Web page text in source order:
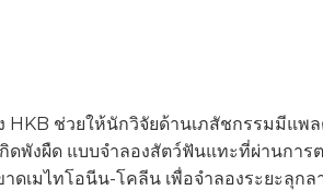
HKB ช่วยให้นักวิจัยด้านเภสัชกรรมมีแ
พังผืด แบบจำลองสัตว์ฟันแทะที่ผ่านการ
ดเมไทโอนีน-โคลีน เพื่อจำลองระยะลุก